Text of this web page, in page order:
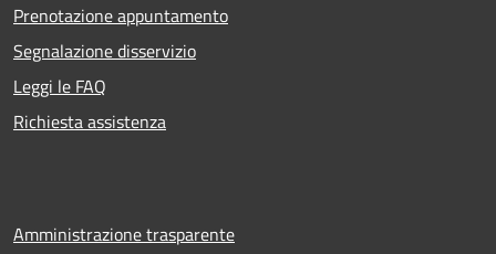
Prenotazione appuntamento
Segnalazione disservizio
Leggi le FAQ
Richiesta assistenza
Amministrazione trasparente